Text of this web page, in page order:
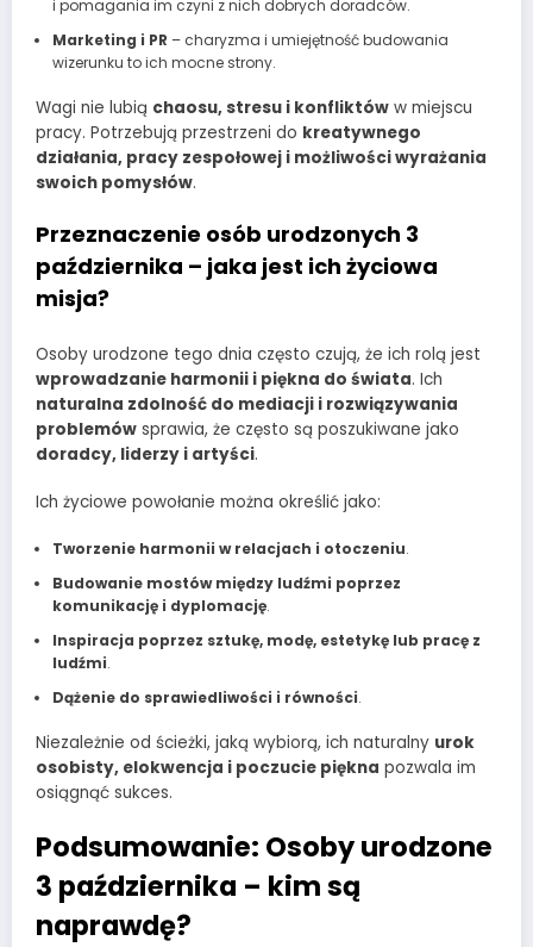
i pomagania im czyni z nich dobrych doradców.
Marketing i PR – charyzma i umiejętność budowania
wizerunku to ich mocne strony.
Wagi nie lubią chaosu, stresu i konfliktów w miejscu
pracy. Potrzebują przestrzeni do kreatywnego
działania, pracy zespołowej i możliwości wyrażania
swoich pomysłów.
Przeznaczenie osób urodzonych 3
października – jaka jest ich życiowa
misja?
Osoby urodzone tego dnia często czują, że ich rolą jest
wprowadzanie harmonii i piękna do świata. Ich
naturalna zdolność do mediacji i rozwiązywania
problemów sprawia, że często są poszukiwane jako
doradcy, liderzy i artyści.
Ich życiowe powołanie można określić jako:
Tworzenie harmonii w relacjach i otoczeniu.
Budowanie mostów między ludźmi poprzez
komunikację i dyplomację.
Inspiracja poprzez sztukę, modę, estetykę lub pracę z
ludźmi.
Dążenie do sprawiedliwości i równości.
Niezależnie od ścieżki, jaką wybiorą, ich naturalny urok
osobisty, elokwencja i poczucie piękna pozwala im
osiągnąć sukces.
Podsumowanie: Osoby urodzone
3 października – kim są
naprawdę?